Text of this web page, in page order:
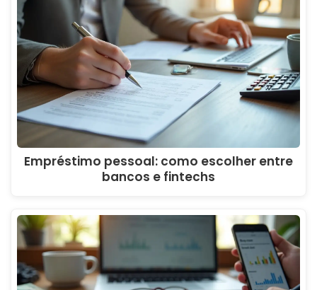
Empréstimo pessoal: como escolher entre
bancos e fintechs